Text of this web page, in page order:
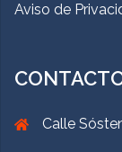
Aviso de
Calle